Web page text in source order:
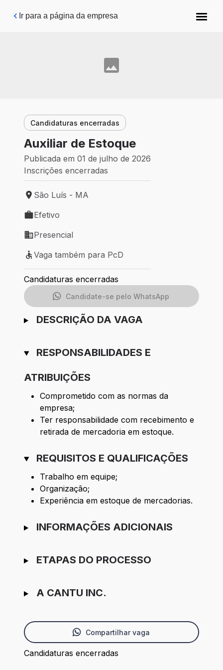
Pular para o conteúdo principal
Ir para a página da empresa
Candidaturas encerradas
Auxiliar de Estoque
Publicada em 01 de julho de 2026
Inscrições encerradas
Local de trabalho: São Luís - MA
São Luís - MA
Tipo de vaga: Efetivo
Efetivo
Modelo de trabalho: Presencial
Presencial
Vaga também para PcD
Vaga também para PcD
Candidaturas encerradas
Candidate-se pelo WhatsApp
DESCRIÇÃO DA VAGA
RESPONSABILIDADES E
ATRIBUIÇÕES
Comprometido com as normas da
empresa;
Ter responsabilidade com recebimento e
retirada de mercadoria em estoque.
REQUISITOS E QUALIFICAÇÕES
Trabalho em equipe;
Organização;
Experiência em estoque de mercadorias.
INFORMAÇÕES ADICIONAIS
ETAPAS DO PROCESSO
A CANTU INC.
Compartilhar vaga
Candidaturas encerradas